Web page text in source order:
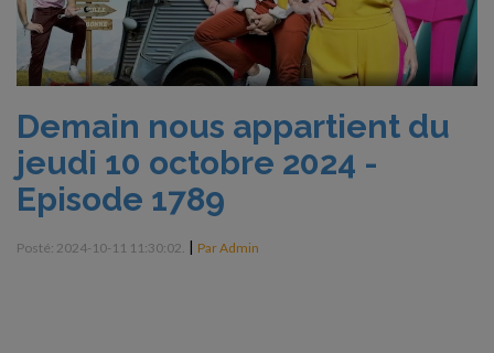
Demain nous appartient du
jeudi 10 octobre 2024 -
Episode 1789
Posté: 2024-10-11 11:30:02. Par Admin